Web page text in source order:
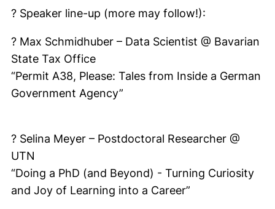
? Speaker line-up (more may follow!):
?️ Max Schmidhuber – Data Scientist @ Bavarian
State Tax Office
“Permit A38, Please: Tales from Inside a German
Government Agency”
? Selina Meyer – Postdoctoral Researcher @
UTN
“Doing a PhD (and Beyond) - Turning Curiosity
and Joy of Learning into a Career”